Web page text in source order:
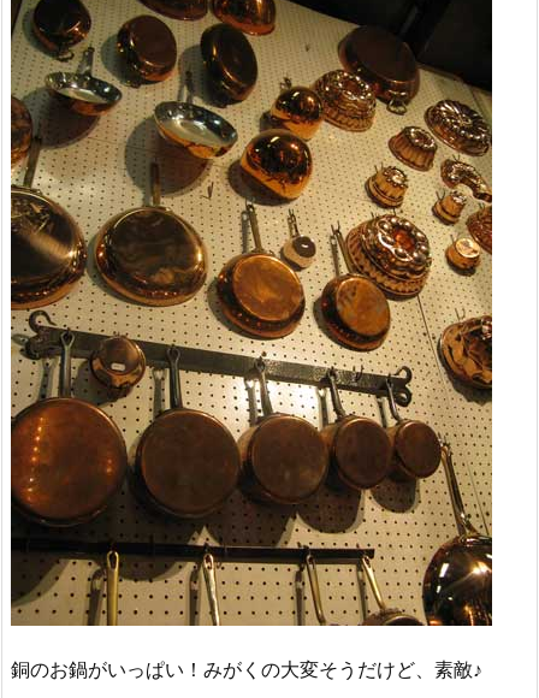
銅のお鍋がいっぱい！みがくの大変そうだけど、素敵♪